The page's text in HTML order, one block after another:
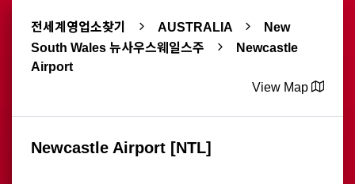
전세계영업소찾기 AUSTRALIA
New
South Wales 뉴사우스웨일스주
Newcastle
Airport
View Map
Newcastle Airport [NTL]